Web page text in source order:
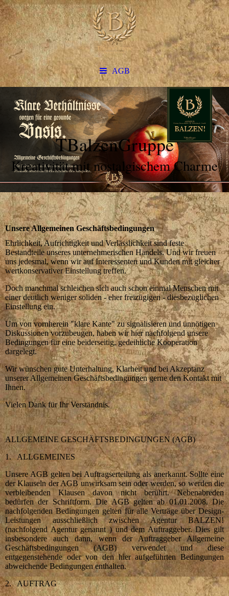
AGB
TBalzenGruppe
Kreativität mit nostalgischem Charme
Unsere Allgemeinen Geschäftsbedingungen
Ehrlichkeit, Aufrichtigkeit und Verlässlichkeit sind feste
Bestandteile unseres unternehmerischen Handels. Und wir freuen
uns jedesmal, wenn wir auf Interessenten und Kunden mit gleicher
wertkonservativer Einstellung treffen.
Doch manchmal schleichen sich auch schon einmal Menschen mit
einer deutlich weniger soliden - eher freizügigen - diesbezüglichen
Einstellung ein.
Um von vornherein "klare Kante" zu signalisieren und unnötigen
Diskussionen vorzubeugen, haben wir hier nachfolgend unsere
Bedingungen für eine beiderseitig, gedeihliche Kooperation
dargelegt.
Wir wünschen gute Unterhaltung, Klarheit und bei Akzeptanz
unserer Allgemeinen Geschäftsbedingungen gerne den Kontakt mit
Ihnen.
Vielen Dank für Ihr Verständnis.
ALLGEMEINE GESCHÄFTSBEDINGUNGEN (AGB)
1. ALLGEMEINES
Unsere AGB gelten bei Auftragserteilung als anerkannt. Sollte eine
der Klauseln der AGB unwirksam sein oder werden, so werden die
verbleibenden Klausen davon nicht berührt. Nebenabreden
bedürfen der Schriftform. Die AGB gelten ab 01.01.2008. Die
nachfolgenden Bedingungen gelten für alle Verträge über Design-
Leistungen ausschließlich zwischen Agentur BALZEN!
(nachfolgend Agentur genannt ) und dem Auftraggeber. Dies gilt
insbesondere auch dann, wenn der Auftraggeber Allgemeine
Geschäftsbedingungen (AGB) verwendet und diese
entgegenstehende oder von den hier aufgeführten Bedingungen
abweichende Bedingungen enthalten.
2. AUFTRAG